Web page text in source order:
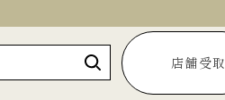
店舗受取